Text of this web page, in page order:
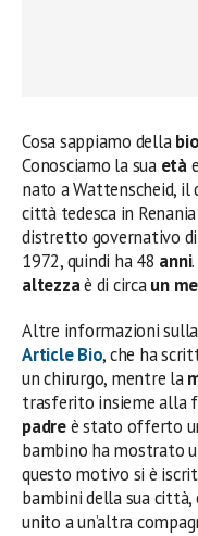
Cosa sappiamo della
Conosciamo la sua età
nato a Wattenscheid,
città tedesca in
distretto governativo di
1972, quindi ha 48 anni
altezzaè di circaun
Altre informazioni
Article Bio, che ha
un chirurgo, mentre la
trasferito insieme alla
padreè stato offerto
bambino ha mostrato
questo motivo si è
bambini della sua città,
unito a un’altra